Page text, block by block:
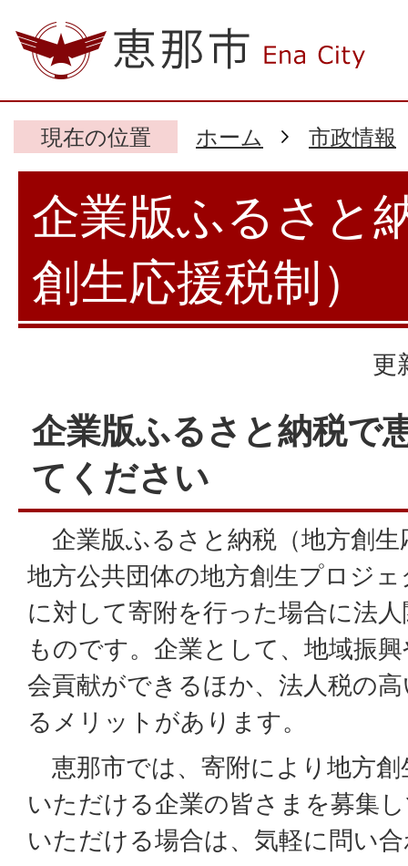
現在の位置 ホーム 市政情報
企業版ふるさと
創生応援税制）
更
企業版ふるさと納税で
てください
企業版ふるさと納税（地方創生
地方公共団体の地方創生プロジ
に対して寄附を行った場合に法
ものです。企業として、地域振
会貢献ができるほか、法人税の
るメリットがあります。
恵那市では、寄附により地方
いただける企業の皆さまを募集
いただける場合は、気軽に問い